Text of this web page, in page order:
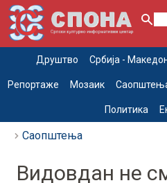
Друштво Србија -
Репортаже Мозаик
Политика
Саопштења
Видовдан не